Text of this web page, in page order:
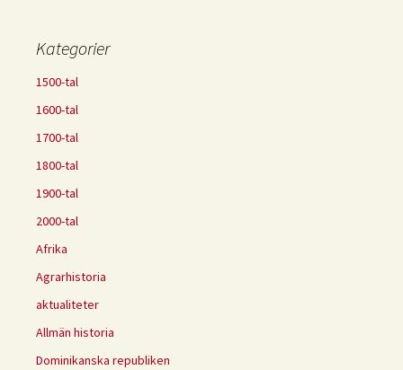
Kategorier
1500-tal
1600-tal
1700-tal
1800-tal
1900-tal
2000-tal
Afrika
Agrarhistoria
aktualiteter
Allmän historia
Dominikanska republiken